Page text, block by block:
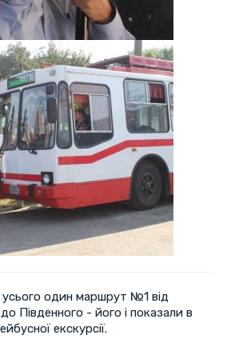
усього один маршрут №1 від
Південного - його і показали в
екскурсії.